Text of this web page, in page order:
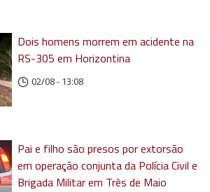
Dois homens morrem em acidente na
RS-305 em Horizontina
02/08 - 13:08
Pai e filho são presos por extorsão
em operação conjunta da Polícia Civil e
Brigada Militar em Três de Maio